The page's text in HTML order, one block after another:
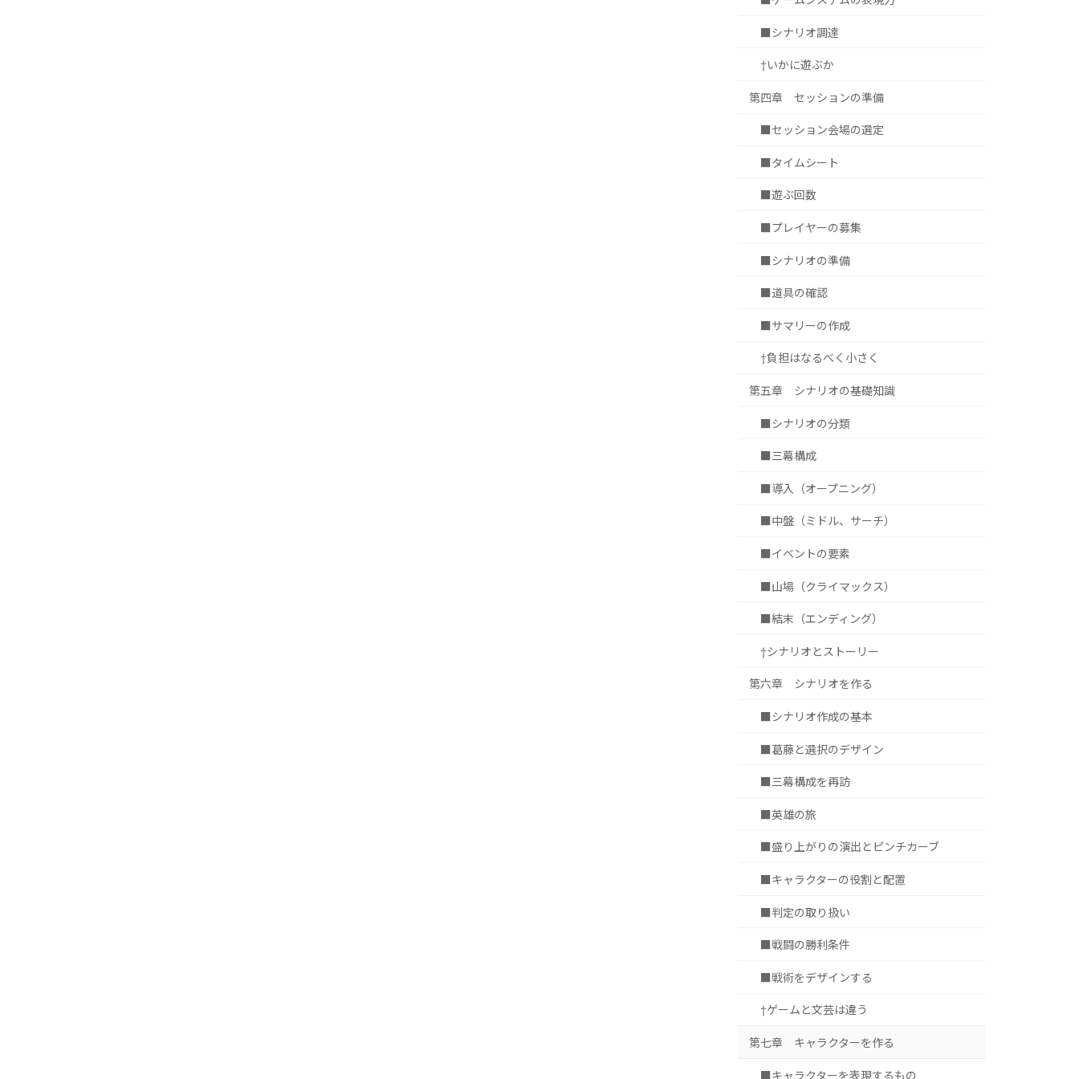
■シナリオ調達
†いかに遊ぶか
第四章 セッションの準備
■セッション会場の選定
■タイムシート
■遊ぶ回数
■プレイヤーの募集
■シナリオの準備
■道具の確認
■サマリーの作成
†負担はなるべく小さく
第五章 シナリオの基礎知識
■シナリオの分類
■三幕構成
■導入（オープニング）
■中盤（ミドル、サーチ）
■イベントの要素
■山場（クライマックス）
■結末（エンディング）
†シナリオとストーリー
第六章 シナリオを作る
■シナリオ作成の基本
■葛藤と選択のデザイン
■三幕構成を再訪
■英雄の旅
■盛り上がりの演出とピンチカーブ
■キャラクターの役割と配置
■判定の取り扱い
■戦闘の勝利条件
■戦術をデザインする
†ゲームと文芸は違う
第七章 キャラクターを作る
■キャラクターを表現するもの